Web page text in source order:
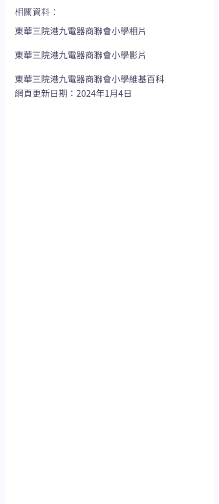
相關資料：
東華三院港九電器商聯會小學相片
東華三院港九電器商聯會小學影片
東華三院港九電器商聯會小學維基百科
網頁更新日期：2024年1月4日